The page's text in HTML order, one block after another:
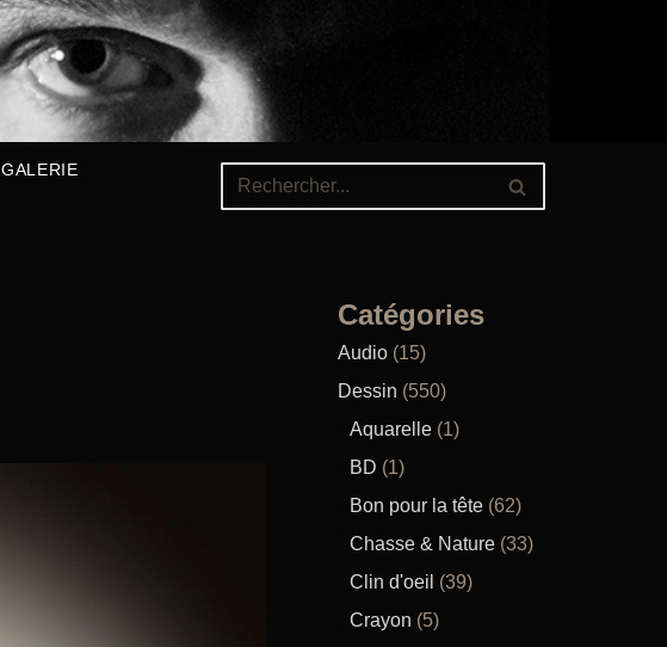
GALERIE
Catégories
Audio (15)
Dessin (550)
Aquarelle (1)
BD (1)
Bon pour la tête (62)
Chasse & Nature (33)
Clin d'oeil (39)
Crayon (5)